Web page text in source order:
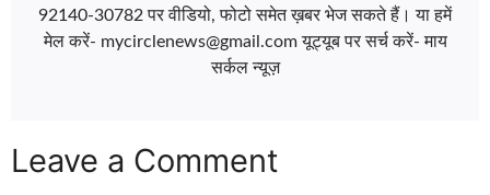
92140-30782 पर वीडियो, फोटो समेत ख़बर भेज सकते हैं। या हमें
मेल करें- mycirclenews@gmail.com यूट्यूब पर सर्च करें- माय
सर्कल न्यूज़
Leave a Comment